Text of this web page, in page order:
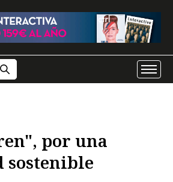
por una